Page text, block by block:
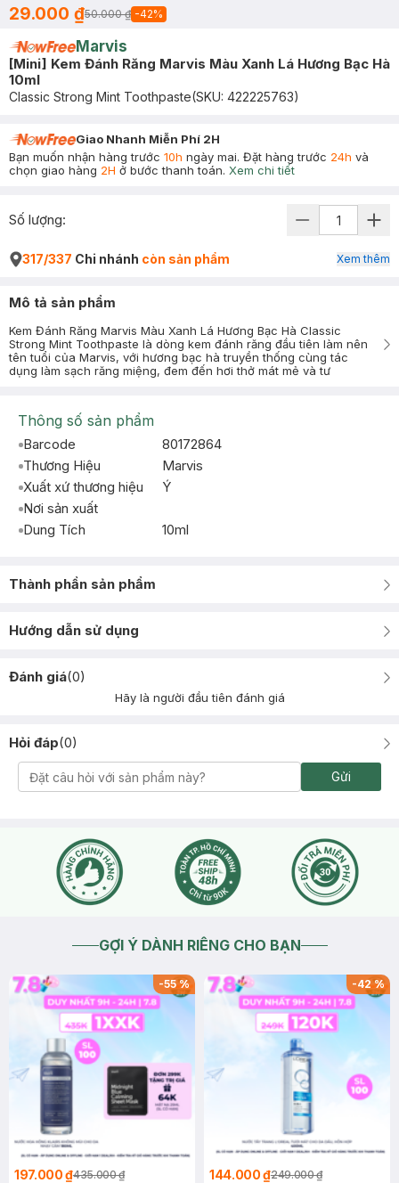
29.000 ₫50.000 ₫ -42%
Marvis
[Mini] Kem Đánh Răng Marvis Màu Xanh Lá Hương Bạc Hà
10ml
Classic Strong Mint Toothpaste(SKU: 422225763)
Giao Nhanh Miễn Phí 2H
Bạn muốn nhận hàng trước 10h ngày mai. Đặt hàng trước 24h và
chọn giao hàng 2H ở bước thanh toán. Xem chi tiết
Số lượng:
317/337 Chi nhánh còn sản phẩm Xem thêm
Mô tả sản phẩm
Kem Đánh Răng Marvis Màu Xanh Lá Hương Bạc Hà Classic
Strong Mint Toothpaste là dòng kem đánh răng đầu tiên làm nên
tên tuổi của Marvis, với hương bạc hà truyền thống cùng tác
dụng làm sạch răng miệng, đem đến hơi thở mát mẻ và tư
Thông số sản phẩm
Barcode
80172864
Thương Hiệu
Marvis
Xuất xứ thương hiệu
Ý
Nơi sản xuất
Dung Tích
10ml
Thành phần sản phẩm
Hướng dẫn sử dụng
Đánh giá(0)
Hãy là người đầu tiên đánh giá
Hỏi đáp(0)
Gửi
GỢI Ý DÀNH RIÊNG CHO BẠN
-55%
197.000 ₫435.000 ₫
-42%
144.000 ₫249.000 ₫